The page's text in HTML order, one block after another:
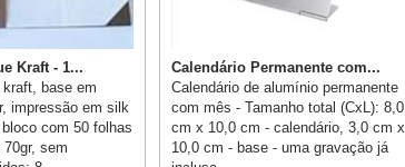
Kraft - 1...
kraft, base em
impressão em silk
com 50 folhas
sem
Calendário Permanente com...
Calendário de alumínio permanente
com mês - Tamanho total (CxL): 8,0
cm x 10,0 cm - calendário, 3,0 cm x
10,0 cm - base - uma gravação já